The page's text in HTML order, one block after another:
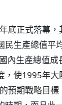
底正式落幕
民生產總值平
內生產總值
，使1995年
預期戰略目